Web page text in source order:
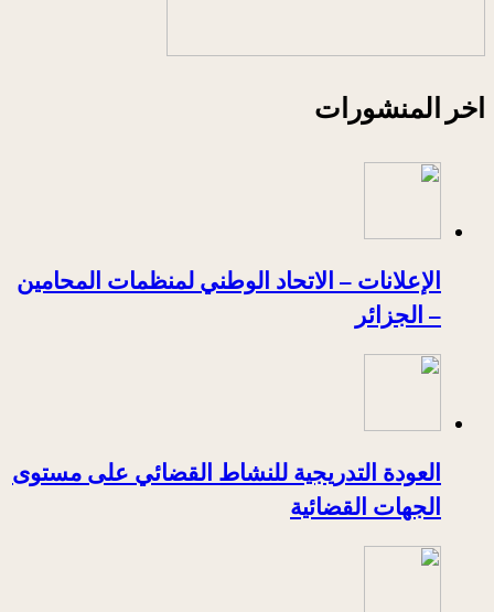
اخر المنشورات
الإعلانات – الاتحاد الوطني لمنظمات المحامين
– الجزائر
العودة التدريجية للنشاط القضائي على مستوى
الجهات القضائية